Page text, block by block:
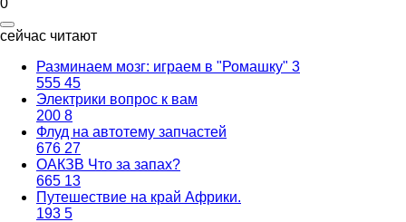
сейчас читают
Разминаем мозг: играем в "Ромашку" 3
555 45
Электрики вопрос к вам
200 8
Флуд на автотему запчастей
676 27
ОАКЗВ Что за запах?
665 13
Путешествие на край Африки.
193 5